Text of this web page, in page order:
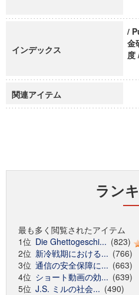
インデックス
/
金
度
関連アイテム
ラン
最も多く閲覧されたアイテム
1位 Die Ghettogeschi... (823)
2位 新冷戦期における... (766)
3位 通信の安全保障に... (663)
4位 ショート動画の効... (639)
5位 J.S. ミルの社会... (490)